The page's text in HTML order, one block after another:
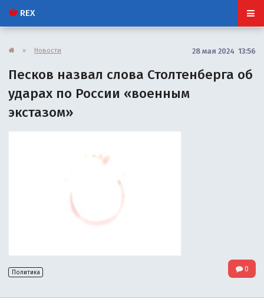
REX
» Новости 28 мая 2024 13:56
Песков назвал слова Столтенберга об
ударах по России «военным
экстазом»
Политика 0